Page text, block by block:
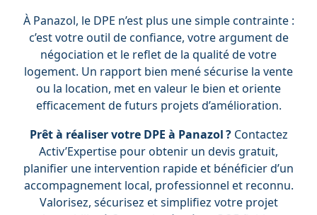
À Panazol, le DPE n’est plus une simple contrainte :
c’est votre outil de confiance, votre argument de
négociation et le reflet de la qualité de votre
logement. Un rapport bien mené sécurise la vente
ou la location, met en valeur le bien et oriente
efficacement de futurs projets d’amélioration.
Prêt à réaliser votre DPE à Panazol ?Contactez
Activ’Expertise pour obtenir un devis gratuit,
planifier une intervention rapide et bénéficier d’un
accompagnement local, professionnel et reconnu.
Valorisez, sécurisez et simplifiez votre projet